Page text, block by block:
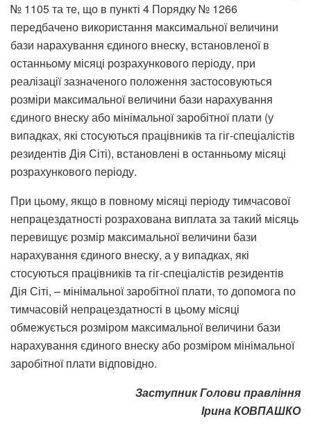
№ 1105 та те, що в пункті 4 Порядку № 1266
передбачено використання максимальної величини
бази нарахування єдиного внеску, встановленої в
останньому місяці розрахункового періоду, при
реалізації зазначеного положення застосовуються
розміри максимальної величини бази нарахування
єдиного внеску або мінімальної заробітної плати (у
випадках, які стосуються працівників та гіг-спеціалістів
резидентів Дія Сіті), встановлені в останньому місяці
розрахункового періоду.
При цьому, якщо в повному місяці періоду тимчасової
непрацездатності розрахована виплата за такий місяць
перевищує розмір максимальної величини бази
нарахування єдиного внеску, а у випадках, які
стосуються працівників та гіг-спеціалістів резидентів
Дія Сіті, – мінімальної заробітної плати, то допомога по
тимчасовій непрацездатності в цьому місяці
обмежується розміром максимальної величини бази
нарахування єдиного внеску або розміром мінімальної
заробітної плати відповідно.
Заступник Голови правління
Ірина КОВПАШКО